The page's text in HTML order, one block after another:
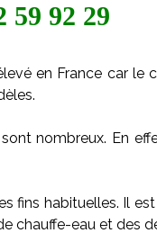
59 92 29
en France car
nombreux. En
fins habituelles. Il
chauffe-eau et des